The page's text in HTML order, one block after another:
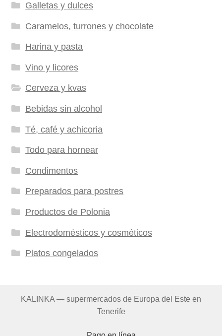
Galletas y dulces
Caramelos, turrones y chocolate
Harina y pasta
Vino y licores
Cerveza y kvas
Bebidas sin alcohol
Té, café y achicoria
Todo para hornear
Condimentos
Preparados para postres
Productos de Polonia
Electrodomésticos y cosméticos
Platos congelados
KALINKA — supermercados de Europa del Este en
Tenerife